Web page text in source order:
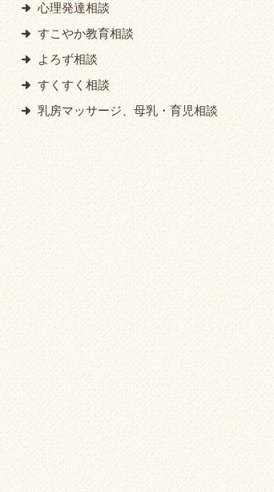
心理発達相談
すこやか教育相談
よろず相談
すくすく相談
乳房マッサージ、母乳・育児相談